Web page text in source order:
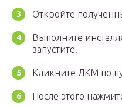
Откройте
Выполните
запустите.
Кликните ЛКМ по
После этого